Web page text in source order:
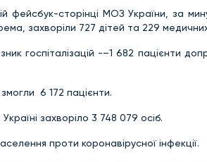
фейсбук-сторінці МОЗ України, за
захворіли 727 дітей та 229 медичних
госпіталізацій -–1 682 пацієнти
6 172 пацієнти.
захворіло 3 748 079 осіб.
проти коронавірусної інфекції.